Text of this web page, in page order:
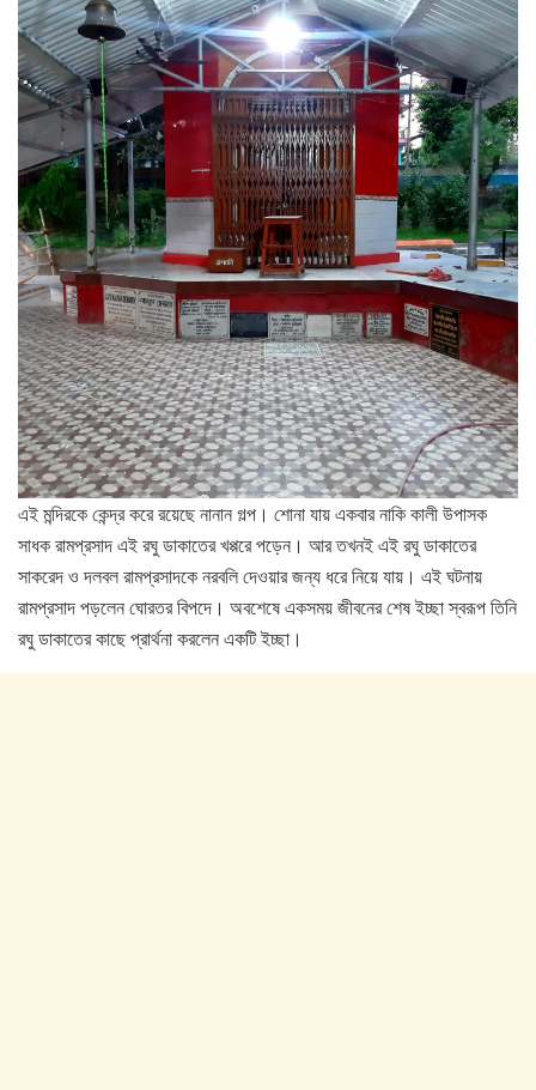
এই মন্দিরকে কেন্দ্র করে রয়েছে নানান গল্প। শোনা যায় একবার নাকি কালী উপাসক
সাধক রামপ্রসাদ এই রঘু ডাকাতের খপ্পরে পড়েন। আর তখনই এই রঘু ডাকাতের
সাকরেদ ও দলবল রামপ্রসাদকে নরবলি দেওয়ার জন্য ধরে নিয়ে যায়। এই ঘটনায়
রামপ্রসাদ পড়লেন ঘোরতর বিপদে। অবশেষে একসময় জীবনের শেষ ইচ্ছা স্বরূপ তিনি
রঘু ডাকাতের কাছে প্রার্থনা করলেন একটি ইচ্ছা।